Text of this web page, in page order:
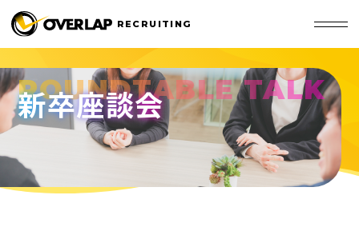
to
content
RECRUITING
ROUNDTABLE TALK
新卒座談会